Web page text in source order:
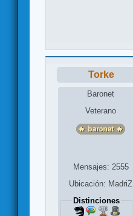
Torke
Baronet
Veterano
Mensajes: 2555
Ubicación: MadriZ
Distinciones